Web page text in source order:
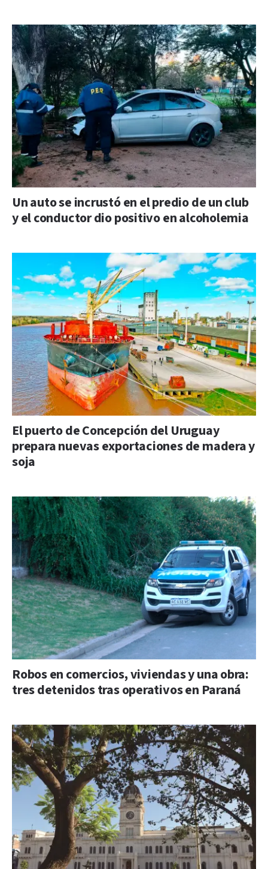
Un auto se incrustó en el predio de un club
y el conductor dio positivo en alcoholemia
El puerto de Concepción del Uruguay
prepara nuevas exportaciones de madera y
soja
Robos en comercios, viviendas y una obra:
tres detenidos tras operativos en Paraná